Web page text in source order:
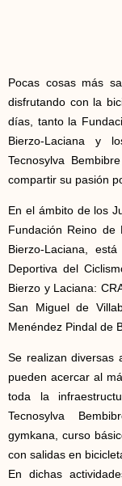
Pocas cosas más
disfrutando con la
días, tanto la
Bierzo-Laciana y
Tecnosylva
compartir su pasión
En el ámbito de los
Fundación Reino de
Bierzo-Laciana,
Deportiva del
Bierzo y Laciana:
San Miguel de
Menéndez Pindal de
Se realizan diversas
pueden acercar al
toda la
Tecnosylva
gymkana, curso
con salidas en
En dichas